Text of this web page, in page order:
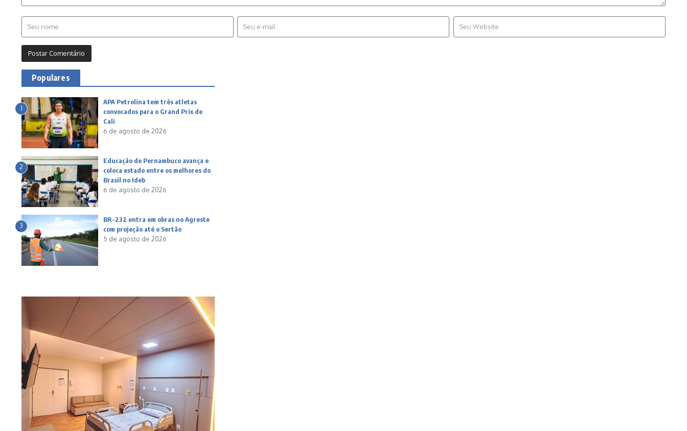
Populares
1
APA Petrolina tem três atletas
convocados para o Grand Prix de
Cali
6 de agosto de 2026
2
Educação de Pernambuco avança e
coloca estado entre os melhores do
Brasil no Ideb
6 de agosto de 2026
3
BR-232 entra em obras no Agreste
com projeção até o Sertão
5 de agosto de 2026